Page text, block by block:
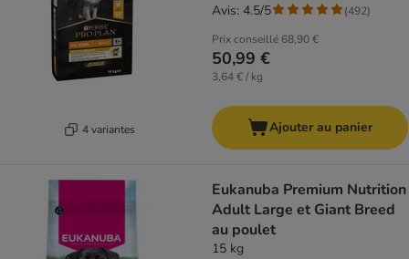
4 variantes
Prix conseillé 68,90 €
50,99 €
3,64 € / kg
Avis: 4.5/5 (492)
Ajouter au panier
Eukanuba Premium Nutrition
Adult Large et Giant Breed
au poulet
15 kg